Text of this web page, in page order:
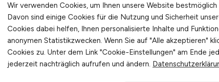
Wir verwenden Cookies, um Ihnen unsere Website
Davon sind einige Cookies für die Nutzung und Sicherheit
Cookies dabei helfen, Ihnen personalisierte Inhalte und
anonymen Statistikzwecken. Wenn Sie auf "Alle akzeptieren"
Cookies zu. Unter dem Link "Cookie-Einstellungen" am Ende
jederzeit nachträglich aufrufen und ändern.